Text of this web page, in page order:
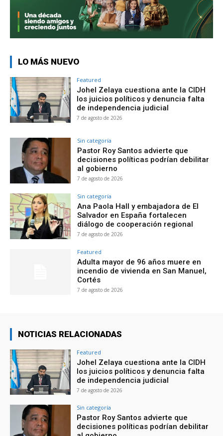
LO MÁS NUEVO
Featured
Johel Zelaya cuestiona ante la CIDH
los juicios políticos y denuncia falta
de independencia judicial
7 de agosto de 2026
Sin categoría
Pastor Roy Santos advierte que
decisiones políticas podrían debilitar
al gobierno
7 de agosto de 2026
Sin categoría
Ana Paola Hall y embajadora de El
Salvador en España fortalecen
diálogo de cooperación regional
7 de agosto de 2026
Featured
Adulta mayor de 96 años muere en
incendio de vivienda en San Manuel,
Cortés
7 de agosto de 2026
NOTICIAS RELACIONADAS
Featured
Johel Zelaya cuestiona ante la CIDH
los juicios políticos y denuncia falta
de independencia judicial
7 de agosto de 2026
Sin categoría
Pastor Roy Santos advierte que
decisiones políticas podrían debilitar